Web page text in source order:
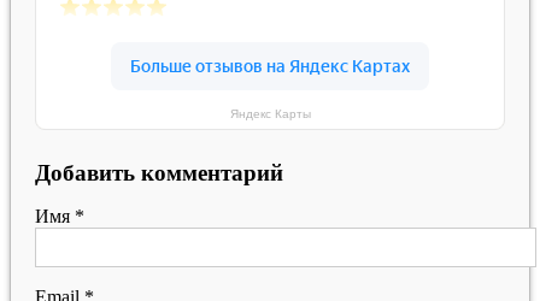
Яндекс Карты
Добавить комментарий
Имя *
Email *